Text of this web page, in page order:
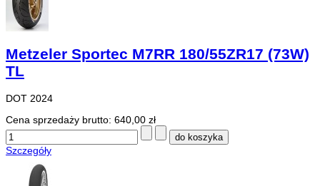
Metzeler Sportec M7RR 180/55ZR17 (73W)
TL
DOT 2024
Cena sprzedaży brutto: 640,00 zł
Szczegóły